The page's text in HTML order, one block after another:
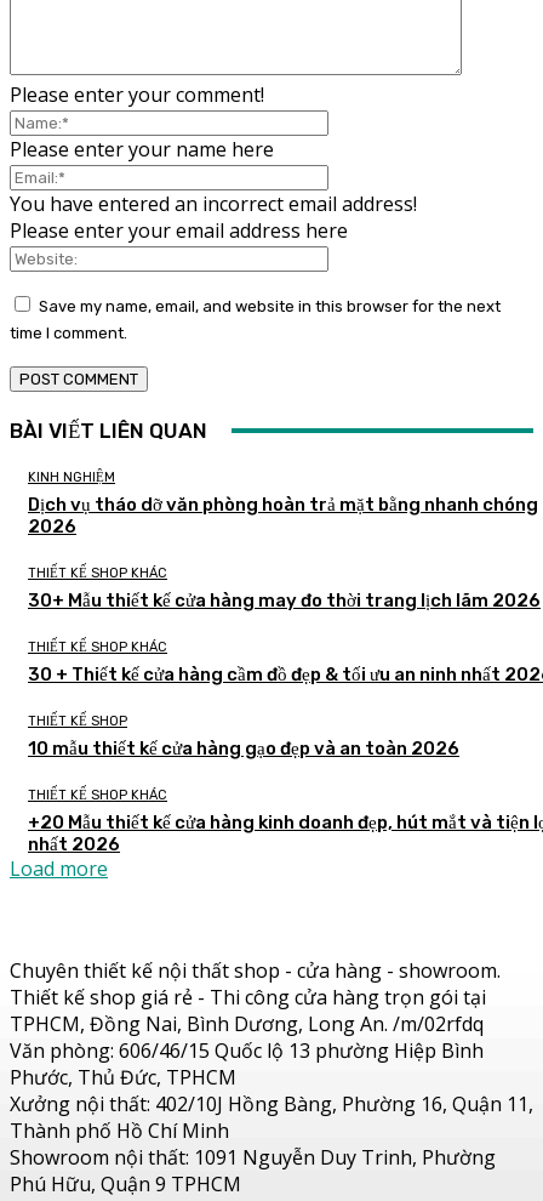
Please enter your comment!
Please enter your name here
You have entered an incorrect email address!
Please enter your email address here
Save my name, email, and website in this browser for the next
time I comment.
BÀI VIẾT LIÊN QUAN
KINH NGHIỆM
Dịch vụ tháo dỡ văn phòng hoàn trả mặt bằng nhanh chóng
2026
THIẾT KẾ SHOP KHÁC
30+ Mẫu thiết kế cửa hàng may đo thời trang lịch lãm 2026
THIẾT KẾ SHOP KHÁC
30 + Thiết kế cửa hàng cầm đồ đẹp & tối ưu an ninh nhất
THIẾT KẾ SHOP
10 mẫu thiết kế cửa hàng gạo đẹp và an toàn 2026
THIẾT KẾ SHOP KHÁC
+20 Mẫu thiết kế cửa hàng kinh doanh đẹp, hút mắt và tiện
nhất 2026
Load more
Chuyên thiết kế nội thất shop - cửa hàng - showroom.
Thiết kế shop giá rẻ - Thi công cửa hàng trọn gói tại
TPHCM, Đồng Nai, Bình Dương, Long An. /m/02rfdq
Văn phòng: 606/46/15 Quốc lộ 13 phường Hiệp Bình
Phước, Thủ Đức, TPHCM
Xưởng nội thất: 402/10J Hồng Bàng, Phường 16, Quận 11,
Thành phố Hồ Chí Minh
Showroom nội thất: 1091 Nguyễn Duy Trinh, Phường
Phú Hữu, Quận 9 TPHCM